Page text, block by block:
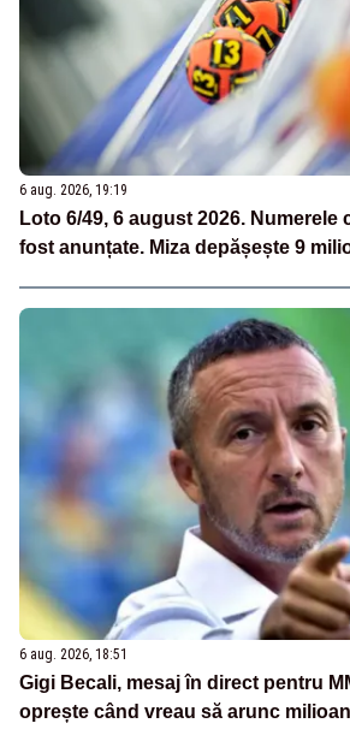
6 aug. 2026, 19:19
Loto 6/49, 6 august 2026. Numerele
fost anunțate. Miza depășește 9
6 aug. 2026, 18:51
Gigi Becali, mesaj în direct pentru
oprește când vreau să arunc